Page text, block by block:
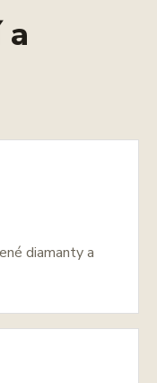
a
diamanty a